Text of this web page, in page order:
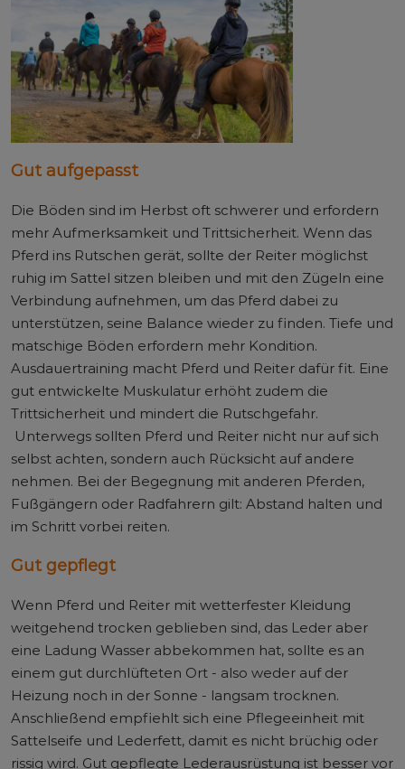
Gut aufgepasst
Die Böden sind im Herbst oft schwerer und erfordern
mehr Aufmerksamkeit und Trittsicherheit. Wenn das
Pferd ins Rutschen gerät, sollte der Reiter möglichst
ruhig im Sattel sitzen bleiben und mit den Zügeln eine
Verbindung aufnehmen, um das Pferd dabei zu
unterstützen, seine Balance wieder zu finden. Tiefe und
matschige Böden erfordern mehr Kondition.
Ausdauertraining macht Pferd und Reiter dafür fit. Eine
gut entwickelte Muskulatur erhöht zudem die
Trittsicherheit und mindert die Rutschgefahr.
Unterwegs sollten Pferd und Reiter nicht nur auf sich
selbst achten, sondern auch Rücksicht auf andere
nehmen. Bei der Begegnung mit anderen Pferden,
Fußgängern oder Radfahrern gilt: Abstand halten und
im Schritt vorbei reiten.
Gut gepflegt
Wenn Pferd und Reiter mit wetterfester Kleidung
weitgehend trocken geblieben sind, das Leder aber
eine Ladung Wasser abbekommen hat, sollte es an
einem gut durchlüfteten Ort - also weder auf der
Heizung noch in der Sonne - langsam trocknen.
Anschließend empfiehlt sich eine Pflegeeinheit mit
Sattelseife und Lederfett, damit es nicht brüchig oder
rissig wird. Gut gepflegte Lederausrüstung ist besser vor